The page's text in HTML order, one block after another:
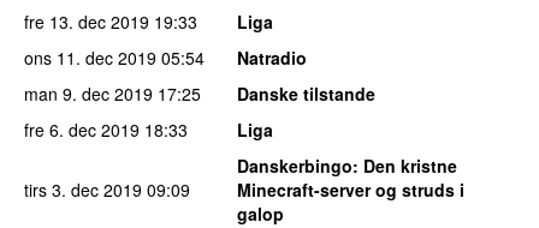
fre 13. dec 2019 19:33
Liga
ons 11. dec 2019 05:54
Natradio
man 9. dec 2019 17:25
Danske tilstande
fre 6. dec 2019 18:33 Liga
tirs 3. dec 2019 09:09
Danskerbingo: Den kristne
Minecraft-server og struds i
galop